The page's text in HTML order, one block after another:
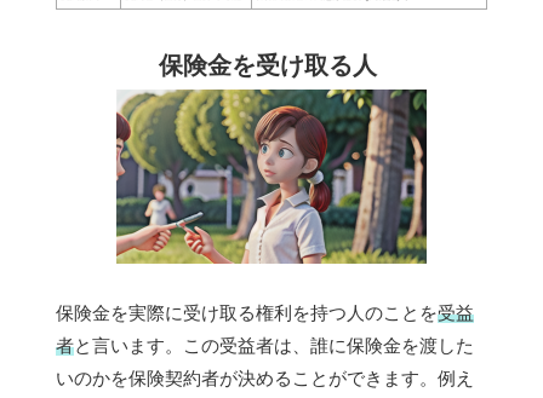
保険金を受け取る人
保険金を実際に受け取る権利を持つ人のことを受益
者と言います。この受益者は、誰に保険金を渡した
いのかを保険契約者が決めることができます。例え